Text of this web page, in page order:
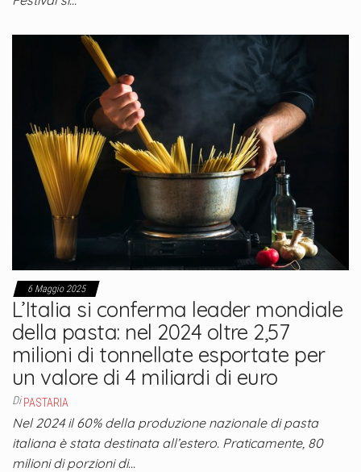
6 Maggio 2025
L’Italia si conferma leader mondiale
della pasta: nel 2024 oltre 2,57
milioni di tonnellate esportate per
un valore di 4 miliardi di euro
Di PASTARIA
Nel 2024 il 60% della produzione nazionale di pasta
italiana è stata destinata all’estero. Praticamente, 80
milioni di porzioni di…